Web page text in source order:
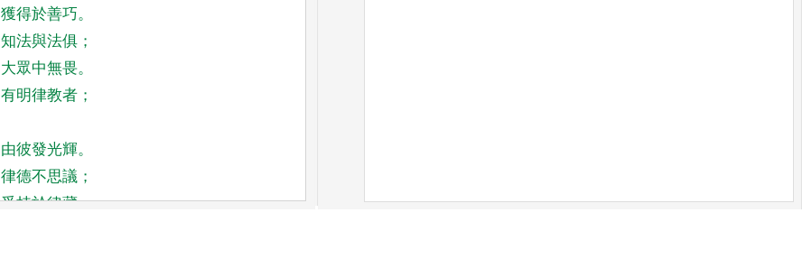
獲得於善巧。
知法與法俱 ；
大眾中無畏。
有明律教者 ；
由彼發光輝。
律德不思議 ；
受持於律藏。